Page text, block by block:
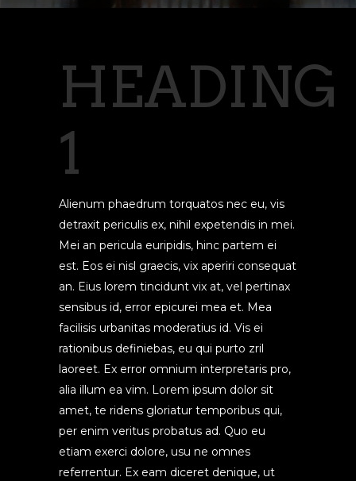
HEADING
1
Alienum phaedrum torquatos nec eu, vis
detraxit periculis ex, nihil expetendis in mei.
Mei an pericula euripidis, hinc partem ei
est. Eos ei nisl graecis, vix aperiri consequat
an. Eius lorem tincidunt vix at, vel pertinax
sensibus id, error epicurei mea et. Mea
facilisis urbanitas moderatius id. Vis ei
rationibus definiebas, eu qui purto zril
laoreet. Ex error omnium interpretaris pro,
alia illum ea vim. Lorem ipsum dolor sit
amet, te ridens gloriatur temporibus qui,
per enim veritus probatus ad. Quo eu
etiam exerci dolore, usu ne omnes
referrentur. Ex eam diceret denique, ut